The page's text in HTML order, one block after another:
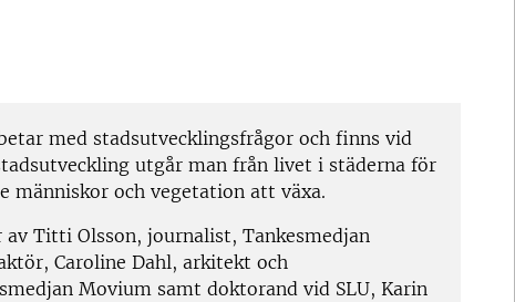
med stadsutvecklingsfrågor och finns vid
utgår man från livet i städerna för
människor och vegetation att växa.
av Titti Olsson, journalist, Tankesmedjan
Caroline Dahl, arkitekt och
Movium samt doktorand vid SLU, Karin